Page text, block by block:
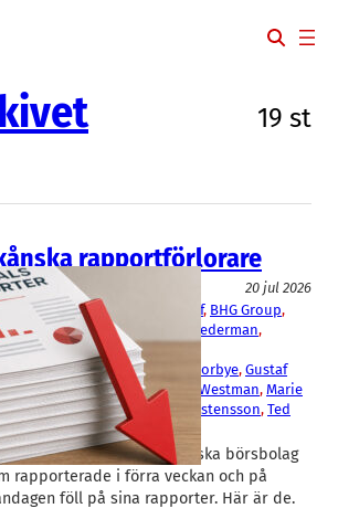
19 st
rapportförlorare
20 jul 2026
Acconeer, Advenica Beijer Ref, BHG Group
, Lindab, Nederman
Wahlquist, Christopher Norbye, Gustaf
, Henrik Hjalmarsson, Johan Westman, Marie
, Ola Ringdahl Sven Kristensson, Ted
fler av de 20 större skånska börsbolag
rapporterade i förra veckan och på
föll på sina rapporter. Här är de.